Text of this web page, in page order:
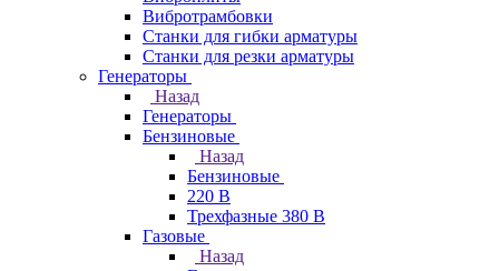
Вибротрамбовки
Станки для гибки арматуры
Станки для резки арматуры
Генераторы
Назад
Генераторы
Бензиновые
Назад
Бензиновые
220 В
Трехфазные 380 В
Газовые
Назад